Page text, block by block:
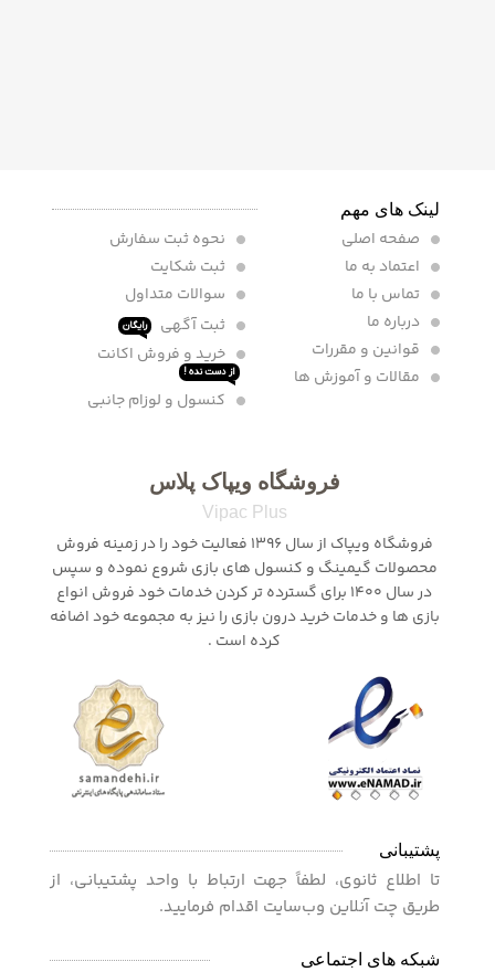
لینک های مهم
صفحه اصلی
اعتماد به ما
تماس با ما
درباره ما
قوانین و مقررات
مقالات و آموزش ها
نحوه ثبت سفارش
ثبت شکایت
سوالات متداول
ثبت آگهی
رایگان
خرید و فروش اکانت
از دست نده !
کنسول و لوزام جانبی
فروشگاه ویپاک پلاس
Vipac Plus
فروشگاه ویپاک از سال 1396 فعالیت خود را در زمینه فروش
محصولات گیمینگ و کنسول های بازی شروع نموده و سپس
در سال 1400 برای گسترده تر کردن خدمات خود فروش انواع
بازی ها و خدمات خرید درون بازی را نیز به مجموعه خود اضافه
کرده است .
پشتیبانی
تا اطلاع ثانوی، لطفاً جهت ارتباط با واحد پشتیبانی، از
طریق چت آنلاین وب‌سایت اقدام فرمایید.
شبکه های اجتماعی